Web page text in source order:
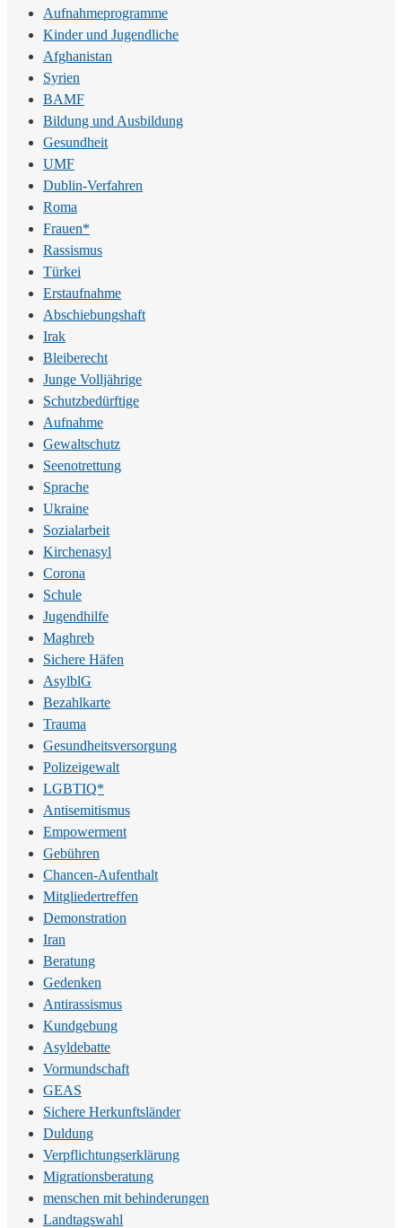
Aufnahmeprogramme
Kinder und Jugendliche
Afghanistan
Syrien
BAMF
Bildung und Ausbildung
Gesundheit
UMF
Dublin-Verfahren
Roma
Frauen*
Rassismus
Türkei
Erstaufnahme
Abschiebungshaft
Irak
Bleiberecht
Junge Volljährige
Schutzbedürftige
Aufnahme
Gewaltschutz
Seenotrettung
Sprache
Ukraine
Sozialarbeit
Kirchenasyl
Corona
Schule
Jugendhilfe
Maghreb
Sichere Häfen
AsylblG
Bezahlkarte
Trauma
Gesundheitsversorgung
Polizeigewalt
LGBTIQ*
Antisemitismus
Empowerment
Gebühren
Chancen-Aufenthalt
Mitgliedertreffen
Demonstration
Iran
Beratung
Gedenken
Antirassismus
Kundgebung
Asyldebatte
Vormundschaft
GEAS
Sichere Herkunftsländer
Duldung
Verpflichtungserklärung
Migrationsberatung
menschen mit behinderungen
Landtagswahl